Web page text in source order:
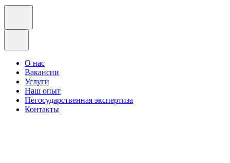
О нас
Вакансии
Услуги
Наш опыт
Негосударственная экспертиза
Контакты